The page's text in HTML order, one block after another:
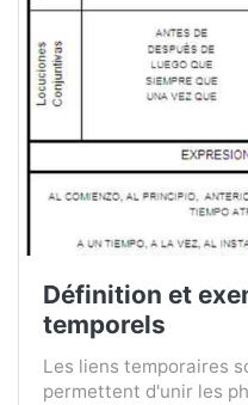
Définition et
temporels
Les liens temporaires
permettent d'unir les